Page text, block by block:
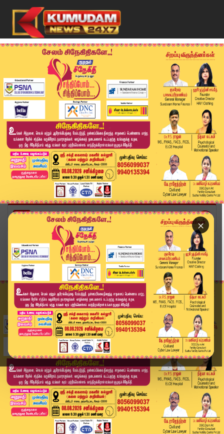
×
Home
வீடியோ ஸ்டோரி
தேவையை அறிந்து செய்ய வேண்டும் - லெஜன்ட் சரவணன் ...